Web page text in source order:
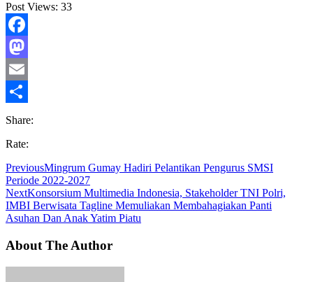
Post Views: 33
Facebook
Mastodon
Email
Share
Share:
Rate:
PreviousMingrum Gumay Hadiri Pelantikan Pengurus SMSI
Periode 2022-2027
NextKonsorsium Multimedia Indonesia, Stakeholder TNI Polri,
IMBI Berwisata Tagline Memuliakan Membahagiakan Panti
Asuhan Dan Anak Yatim Piatu
About The Author